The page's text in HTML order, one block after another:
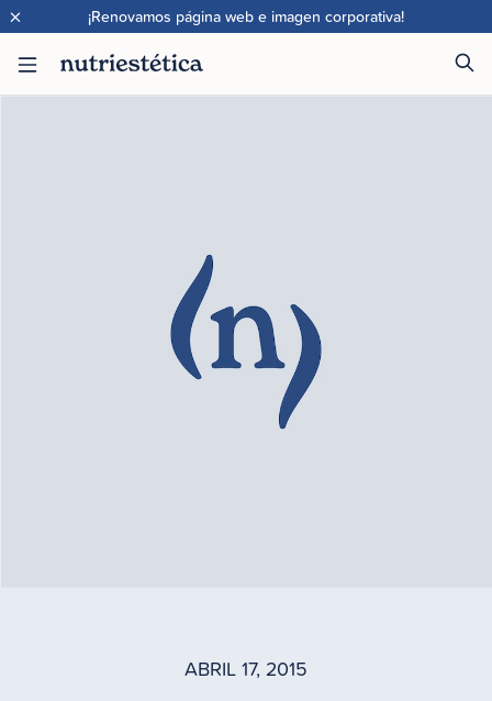
¡Renovamos página web e imagen corporativa!
×
ABRIL 17, 2015